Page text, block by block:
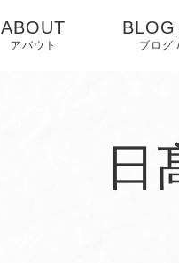
ABOUT
アバウト ブログ
ピック
日